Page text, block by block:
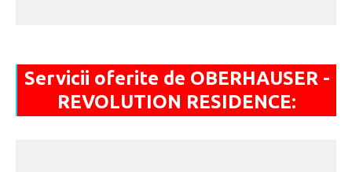
Servicii oferite de OBERHAUSER -
REVOLUTION RESIDENCE: